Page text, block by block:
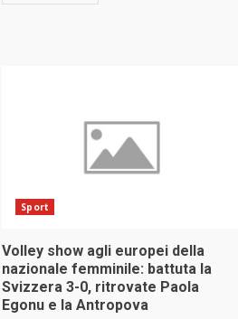
Sport
Volley show agli europei della
nazionale femminile: battuta la
Svizzera 3-0, ritrovate Paola
Egonu e la Antropova